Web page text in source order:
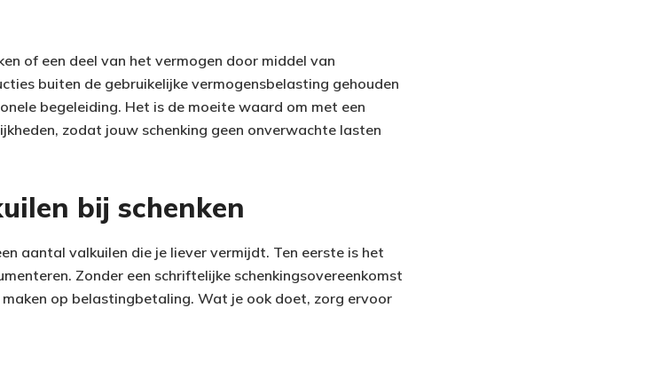
of een deel van het vermogen door middel van
buiten de gebruikelijke vermogensbelasting gehouden
begeleiding. Het is de moeite waard om met een
zodat jouw schenking geen onverwachte lasten
bij schenken
aantal valkuilen die je liever vermijdt. Ten eerste is het
Zonder een schriftelijke schenkingsovereenkomst
op belastingbetaling. Wat je ook doet, zorg ervoor